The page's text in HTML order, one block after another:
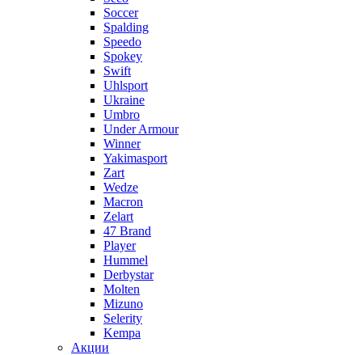
Soccer
Spalding
Speedo
Spokey
Swift
Uhlsport
Ukraine
Umbro
Under Armour
Winner
Yakimasport
Zart
Wedze
Macron
Zelart
47 Brand
Player
Hummel
Derbystar
Molten
Mizuno
Selerity
Kempa
Акции